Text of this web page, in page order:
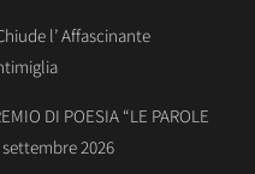
l’ Affascinante
DI POESIA “LE PAROLE
settembre 2026